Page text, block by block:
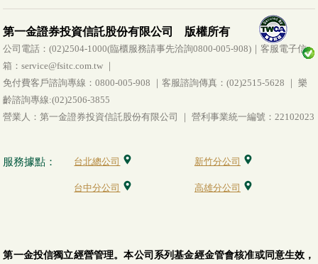
第一金證券投資信託股份有限公司 版權所有
公司電話：(02)2504-1000(臨櫃服務請事先洽詢0800-005-908)｜客服電子信
箱：service@fsitc.com.tw ｜
免付費客戶諮詢專線：0800-005-908 ｜客服諮詢傳真：(02)2515-5628 ｜ 樂
齡諮詢專線:(02)2506-3855
營業人：第一金證券投資信託股份有限公司 ｜ 營利事業統一編號：22102023
服務據點： 台北總公司 新竹分公司
台中分公司 高雄分公司
第一金投信獨立經營管理。本公司系列基金經金管會核准或同意生效，